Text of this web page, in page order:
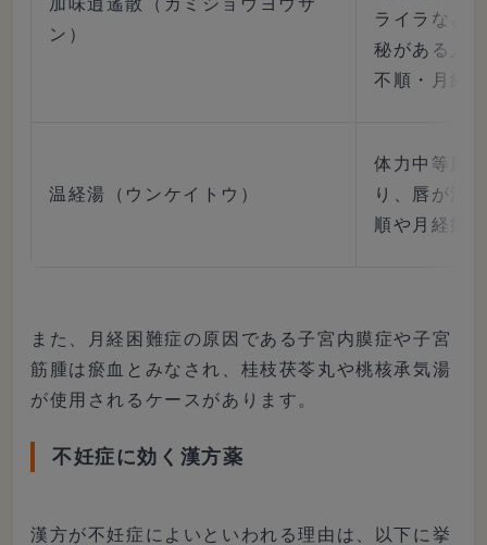
ン）
ライラなど
秘がある人
不順・月経
温経湯（ウンケイトウ）
体力中等度
り、唇が渇
順や月経痛
また、月経困難症の原因である子宮内膜症や子宮
筋腫は瘀血とみなされ、桂枝茯苓丸や桃核承気湯
が使用されるケースがあります。
不妊症に効く漢方薬
漢方が不妊症によいといわれる理由は、以下に挙